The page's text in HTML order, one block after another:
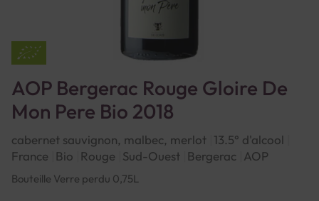
AOP Bergerac Rouge Gloire De
Mon Pere Bio 2018
cabernet sauvignon, malbec, merlot 13.5° d'alcool
France
Bio Rouge Sud-Ouest Bergerac AOP
Bouteille Verre perdu 0,75L